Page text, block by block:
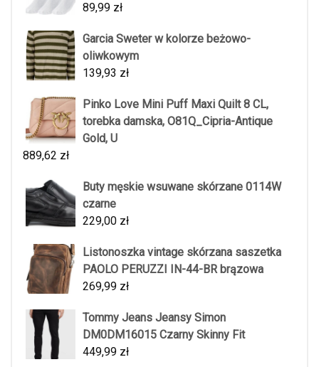
89,99 zł
Garcia Sweter w kolorze beżowo-
oliwkowym
139,93 zł
Pinko Love Mini Puff Maxi Quilt 8 CL,
torebka damska, O81Q_Cipria-Antique
Gold, U
889,62 zł
Buty męskie wsuwane skórzane 0114W
czarne
229,00 zł
Listonoszka vintage skórzana saszetka
PAOLO PERUZZI IN-44-BR brązowa
269,99 zł
Tommy Jeans Jeansy Simon
DM0DM16015 Czarny Skinny Fit
449,99 zł